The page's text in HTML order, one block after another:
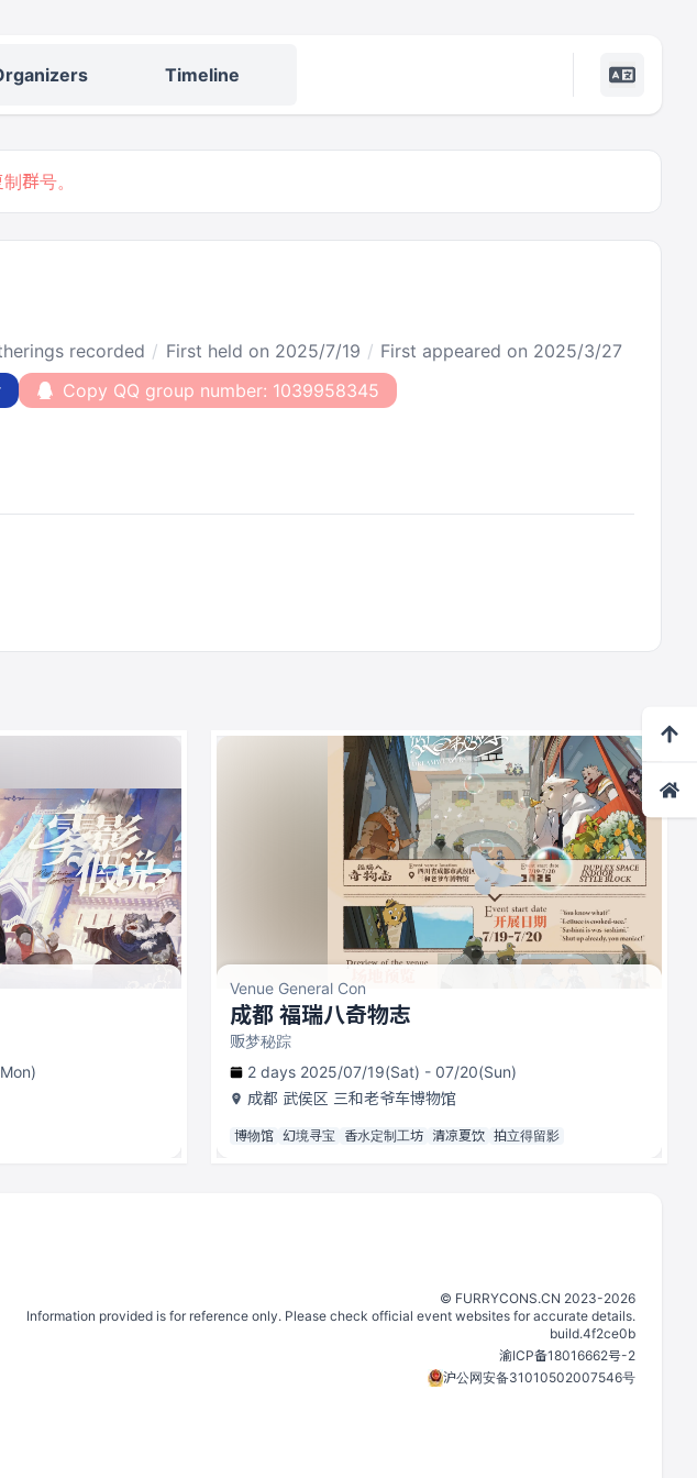
Timeline
群号。
recorded First held on 2025/7/19
First appeared on 2025/3/27
Copy QQ group number: 1039958345
Venue General Con
成都 福瑞八奇物志
贩梦秘踪
2 days 2025/07/19(Sat) - 07/20(Sun)
成都 武侯区 三和老爷车博物馆
博物馆 幻境寻宝 香水定制工坊 清凉夏饮 拍立得留影
©️ FURRYCONS.CN 2023-2026
Information provided is for reference only. Please check official event websites for accurate details.
build.4f2ce0b
渝ICP备18016662号-2
沪公网安备31010502007546号